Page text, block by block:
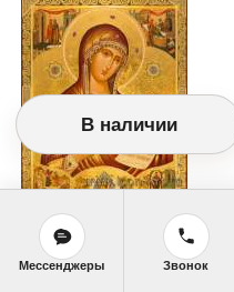
В наличии
Мессенджеры Звонок